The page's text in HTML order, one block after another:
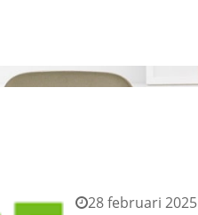
28 februari 2025